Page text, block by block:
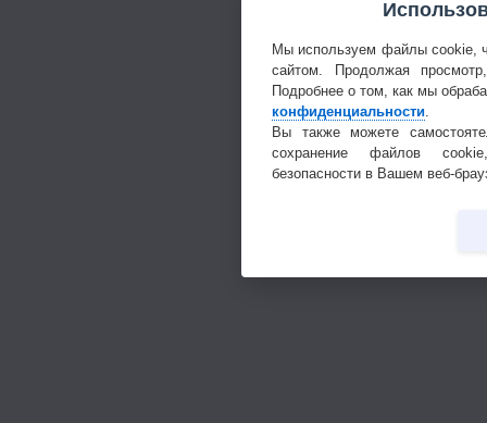
Мы используем файлы cookie,
сайтом. Продолжая
Подробнее о том, как мы
конфиденциальности
Вы также можете
сохранение файлов
безопасности в Вашем веб-